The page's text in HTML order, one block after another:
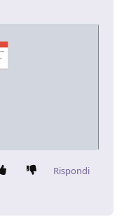
Rispondi